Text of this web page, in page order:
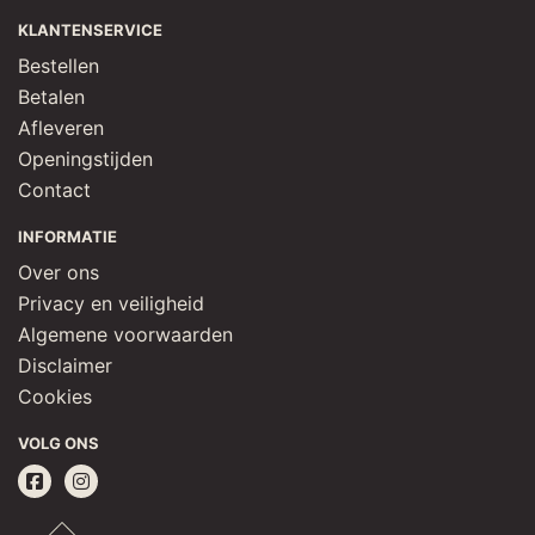
KLANTENSERVICE
Bestellen
Betalen
Afleveren
Openingstijden
Contact
INFORMATIE
Over ons
Privacy en veiligheid
Algemene voorwaarden
Disclaimer
Cookies
VOLG ONS